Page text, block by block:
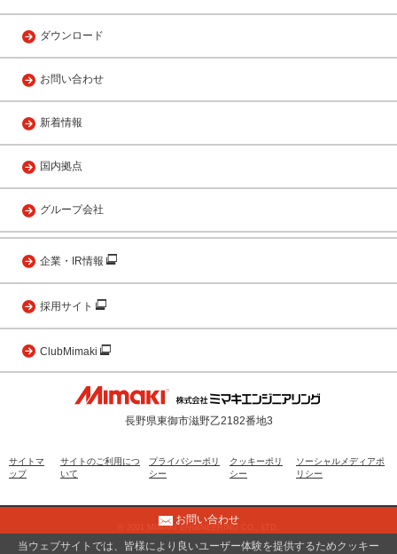
ダウンロード
お問い合わせ
新着情報
国内拠点
グループ会社
企業・IR情報
採用サイト
ClubMimaki
長野県東御市滋野乙2182番地3
サイトマ
ップ
サイトのご利用につ
いて
プライバシーポリ
シー
クッキーポリ
シー
ソーシャルメディアポ
リシー
© 2001 MIMAKI ENGINEERING CO., LTD.
お問い合わせ
当ウェブサイトでは、皆様により良いユーザー体験を提供するためクッキー